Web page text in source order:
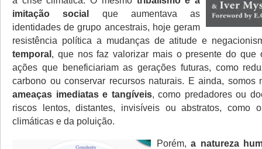
imitação social que aumentava as
identidades de grupo ancestrais, hoje geram
resistência política a mudanças de atitude e
temporal, que nos faz valorizar mais o presente do que
ações que beneficiariam as gerações futuras, como
carbono ou conservar recursos naturais. E ainda, somos
ameaças imediatas e tangíveis, como predadores ou
riscos lentos, distantes, invisíveis ou abstratos, como
climáticas e da poluição.
Porém,a natureza